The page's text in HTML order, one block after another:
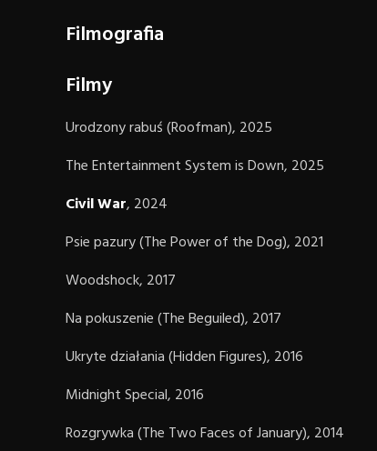
Filmografia
Filmy
Urodzony rabuś (Roofman), 2025
The Entertainment System is Down, 2025
Civil War, 2024
Psie pazury (The Power of the Dog), 2021
Woodshock, 2017
Na pokuszenie (The Beguiled), 2017
Ukryte działania (Hidden Figures), 2016
Midnight Special, 2016
Rozgrywka (The Two Faces of January), 2014